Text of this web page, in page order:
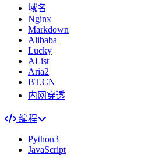
域名
Nginx
Markdown
Alibaba
Lucky
AList
Aria2
BT.CN
内网穿透
编程
Python3
JavaScript